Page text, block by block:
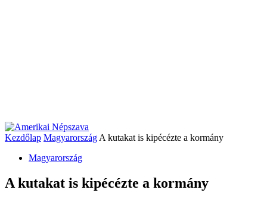
Kezdőlap Magyarország A kutakat is kipécézte a kormány
Magyarország
A kutakat is kipécézte a kormány